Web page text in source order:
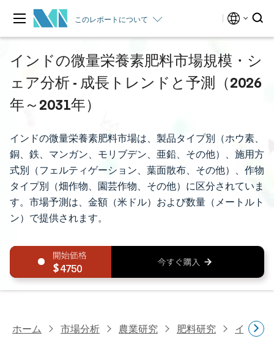
このレポートについて
インドの微量栄養素肥料市場規模・シ
ェア分析 - 成長トレンドと予測（2026
年～2031年）
インドの微量栄養素肥料市場は、製品タイプ別（ホウ素、
銅、鉄、マンガン、モリブデン、亜鉛、その他）、施用方
式別（フェルティゲーション、葉面散布、その他）、作物
タイプ別（畑作物、園芸作物、その他）に区分されていま
す。市場予測は、金額（米ドル）および数量（メートルト
ン）で提供されます。
4750
ホーム 市場分析 農業研究 肥料研究 イドの